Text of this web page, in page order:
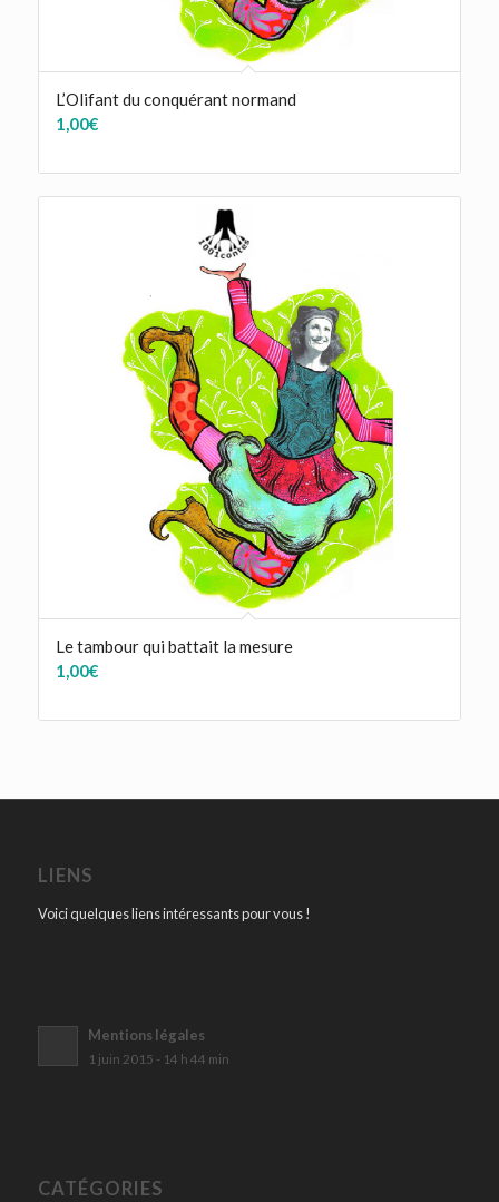
L’Olifant du conquérant normand
1,00€
Le tambour qui battait la mesure
1,00€
LIENS
Voici quelques liens intéressants pour vous !
Mentions légales
1 juin 2015 - 14 h 44 min
CATÉGORIES